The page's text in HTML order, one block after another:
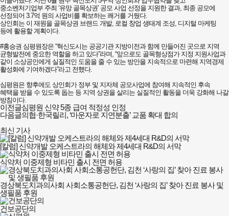
중소벤처기업부 주최 ‘유망 골목상권’ 공모 사업 선정을 지원한 결과, 최종 공모에
선정되어 3.7억 원의 사업비를 확보하는 쾌거를 거뒀다.
상인회는 이 재원을 골목상권 브랜드 개발, 로컬 창업 생태계 조성, 디지털 마케팅
등에 활용할 계획이다.
#​홍승권 심평원장은 “혁신도시는 공공기관 지방이전과 함께 만들어진 곳으로 지역
균형발전에 중요한 역할을 하고 있다”라며, “앞으로도 골목형상점가 지정 지원사업과
같이 소상공인에게 실질적인 도움을 줄 수 있는 방안을 지속적으로 마련해 지역경제
활성화에 기여하겠다”라고 전했다.
​심평원은 향후에도 상인회가 정부 및 지자체 공모사업에 참여해 지속적인 후속
혜택을 받을 수 있도록 돕는 등 지역 상권을 살리는 실질적인 활동을 더욱 강화해 나갈
방침이다.
이전글심평원 신약 5종 급여 적정성 인정
다음글의협·한국릴리, ‘마운자로 지연분출’ 교품 확대 합의
최신 기사
[칼럼] 신약개발 오케스트라의 해체와 제4세대 R&D의 서막
식약처 이중제형 비타민 출시 전면 허용
경상북도치과의사회 사회소통공헌단, 김천 ‘사랑의 집’ 찾아 진료 봉사 및
생필품 후원
건보공단의